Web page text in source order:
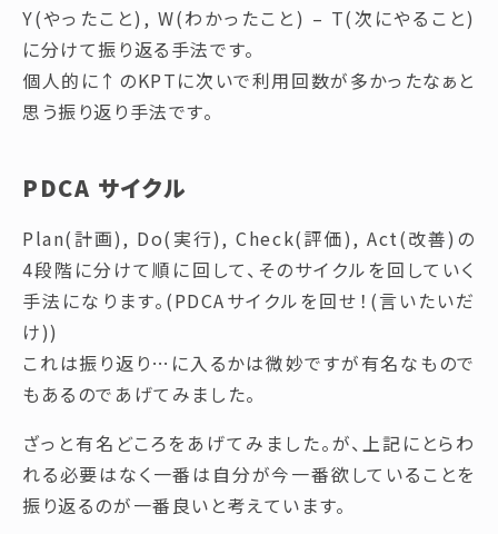
Y(やったこと), W(わかったこと) – T(次にやること)
に分けて振り返る手法です。
個人的に↑のKPTに次いで利用回数が多かったなぁと
思う振り返り手法です。
PDCA サイクル
Plan(計画), Do(実行), Check(評価), Act(改善)の
4段階に分けて順に回して、そのサイクルを回していく
手法になります。(PDCAサイクルを回せ！(言いたいだ
け))
これは振り返り…に入るかは微妙ですが有名なもので
もあるのであげてみました。
ざっと有名どころをあげてみました。が、上記にとらわ
れる必要はなく一番は自分が今一番欲していることを
振り返るのが一番良いと考えています。